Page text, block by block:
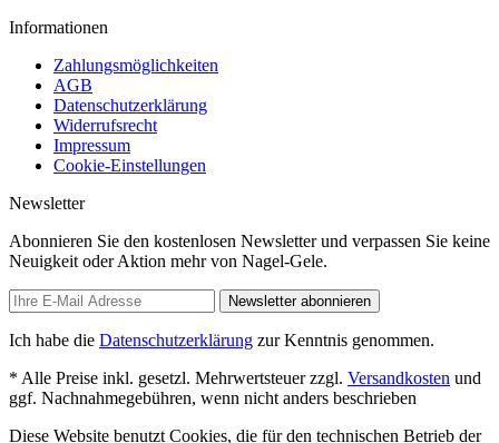
Informationen
Zahlungsmöglichkeiten
AGB
Datenschutzerklärung
Widerrufsrecht
Impressum
Cookie-Einstellungen
Newsletter
Abonnieren Sie den kostenlosen Newsletter und verpassen Sie keine
Neuigkeit oder Aktion mehr von Nagel-Gele.
Newsletter abonnieren
Ich habe die Datenschutzerklärung zur Kenntnis genommen.
* Alle Preise inkl. gesetzl. Mehrwertsteuer zzgl. Versandkosten und
ggf. Nachnahmegebühren, wenn nicht anders beschrieben
Diese Website benutzt Cookies, die für den technischen Betrieb der